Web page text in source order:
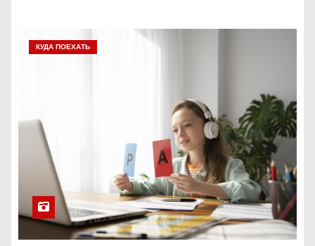
КУДА ПОЕХАТЬ